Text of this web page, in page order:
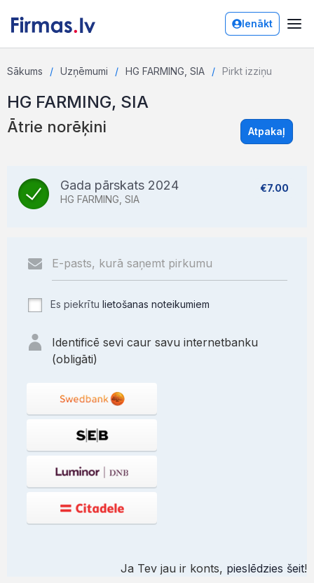
Ienākt
Sākums Uzņēmumi HG FARMING, SIA Pirkt izziņu
HG FARMING, SIA
Ātrie norēķini Atpakaļ
Gada pārskats 2024
HG FARMING, SIA
€7.00
Es piekrītu lietošanas noteikumiem
Identificē sevi caur savu internetbanku
(obligāti)
Ja Tev jau ir konts, pieslēdzies šeit!